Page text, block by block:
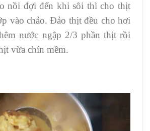
nồi đợi đến khi sôi thì cho thịt
vào chảo. Đảo thịt đều cho hơi
nước ngập 2/3 phần thịt rồi
vừa chín mềm.